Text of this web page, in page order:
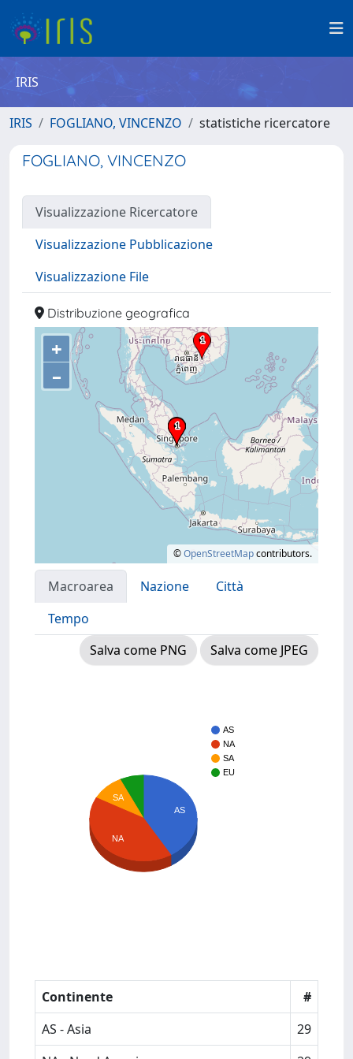
IRIS
IRIS FOGLIANO, VINCENZO statistiche ricercatore
FOGLIANO, VINCENZO
Visualizzazione Ricercatore
Visualizzazione Pubblicazione
Visualizzazione File
Distribuzione geografica
+
–
©OpenStreetMapcontributors.
Macroarea Nazione
Città
Tempo
Salva come PNG
Salva come JPEG
AS
NA
SA
EU
AS
SA
NA
Continente
#
AS - Asia
29